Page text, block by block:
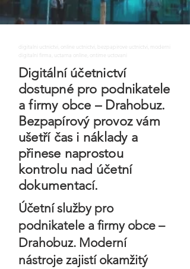
digitalni uctnictvi, online uctnictvi, bezpapirove uctnictvi, moderni
digitalni firma, uctarna online, ontime uctovani
Digitální účetnictví
dostupné pro podnikatele
a firmy obce – Drahobuz.
Bezpapírový provoz vám
ušetří čas i náklady a
přinese naprostou
kontrolu nad účetní
dokumentací.
Účetní služby pro
podnikatele a firmy obce –
Drahobuz. Moderní
nástroje zajistí okamžitý